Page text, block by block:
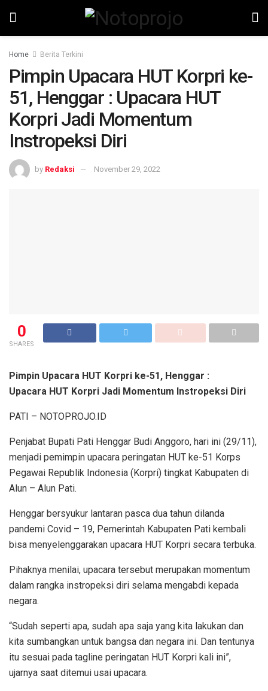
Home Berita Terkini
Pimpin Upacara HUT Korpri ke-
51, Henggar : Upacara HUT
Korpri Jadi Momentum
Instropeksi Diri
by Redaksi November 29, 2022
0
SHARES
Pimpin Upacara HUT Korpri ke-51, Henggar :
Upacara HUT Korpri Jadi Momentum Instropeksi Diri
PATI – NOTOPROJO.ID
Penjabat Bupati Pati Henggar Budi Anggoro, hari ini (29/11),
menjadi pemimpin upacara peringatan HUT ke-51 Korps
Pegawai Republik Indonesia (Korpri) tingkat Kabupaten di
Alun – Alun Pati.
Henggar bersyukur lantaran pasca dua tahun dilanda
pandemi Covid – 19, Pemerintah Kabupaten Pati kembali
bisa menyelenggarakan upacara HUT Korpri secara terbuka.
Pihaknya menilai, upacara tersebut merupakan momentum
dalam rangka instropeksi diri selama mengabdi kepada
negara.
“Sudah seperti apa, sudah apa saja yang kita lakukan dan
kita sumbangkan untuk bangsa dan negara ini. Dan tentunya
itu sesuai pada tagline peringatan HUT Korpri kali ini”,
ujarnya saat ditemui usai upacara.